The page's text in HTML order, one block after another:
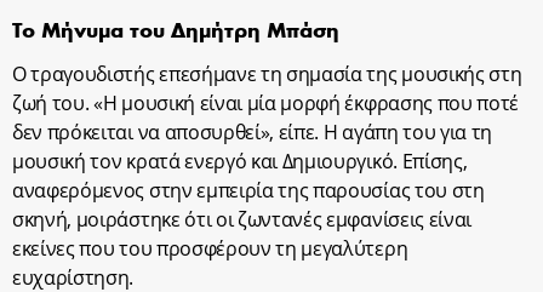
Το Μήνυμα του Δημήτρη Μπάση
Ο τραγουδιστής επεσήμανε τη σημασία της μουσικής στη
ζωή του. «Η μουσική είναι μία μορφή έκφρασης που ποτέ
δεν πρόκειται να αποσυρθεί», είπε. Η αγάπη του για τη
μουσική τον κρατά ενεργό και Δημιουργικό. Επίσης,
αναφερόμενος στην εμπειρία της παρουσίας του στη
σκηνή, μοιράστηκε ότι οι ζωντανές εμφανίσεις είναι
εκείνες που του προσφέρουν τη μεγαλύτερη
ευχαρίστηση.